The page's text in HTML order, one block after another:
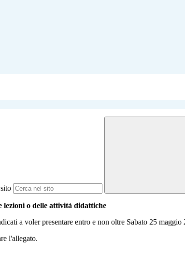
lezioni o delle attività didattiche
a voler presentare entro e non oltre Sabato 25
l'allegato.